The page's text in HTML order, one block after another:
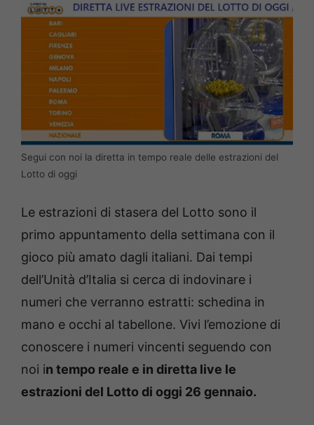
Segui con noi la diretta in tempo reale delle estrazioni del
Lotto di oggi
Le estrazioni di stasera del Lotto sono il
primo appuntamento della settimana con il
gioco più amato dagli italiani. Dai tempi
dell’Unità d’Italia si cerca di indovinare i
numeri che verranno estratti: schedina in
mano e occhi al tabellone. Vivi l’emozione di
conoscere i numeri vincenti seguendo con
noi in tempo reale e in diretta live le
estrazioni del Lotto di oggi 26 gennaio.